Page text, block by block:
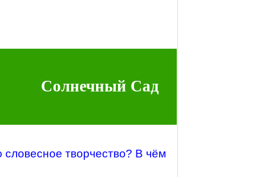
Солнечный Сад
творчество? В чём